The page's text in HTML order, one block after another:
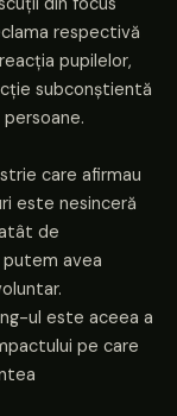
respectivă
pupilelor,
subconștientă
care afirmau
este nesinceră
de
putem avea
ul este aceea a
pe care